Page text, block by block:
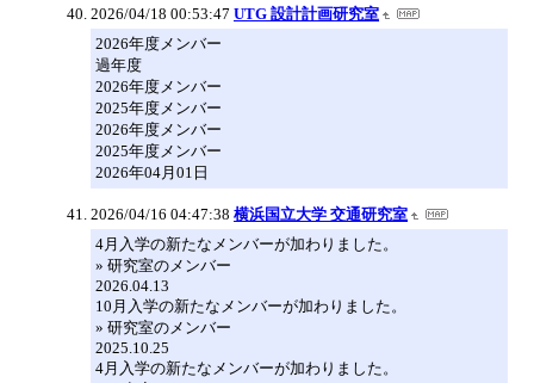
2026/04/18 00:53:47 UTG 設計計画研究室
2026年度メンバー
過年度
2026年度メンバー
2025年度メンバー
2026年度メンバー
2025年度メンバー
2026年04月01日
2026/04/16 04:47:38 横浜国立大学 交通研究室
4月入学の新たなメンバーが加わりました。
» 研究室のメンバー
2026.04.13
10月入学の新たなメンバーが加わりました。
» 研究室のメンバー
2025.10.25
4月入学の新たなメンバーが加わりました。